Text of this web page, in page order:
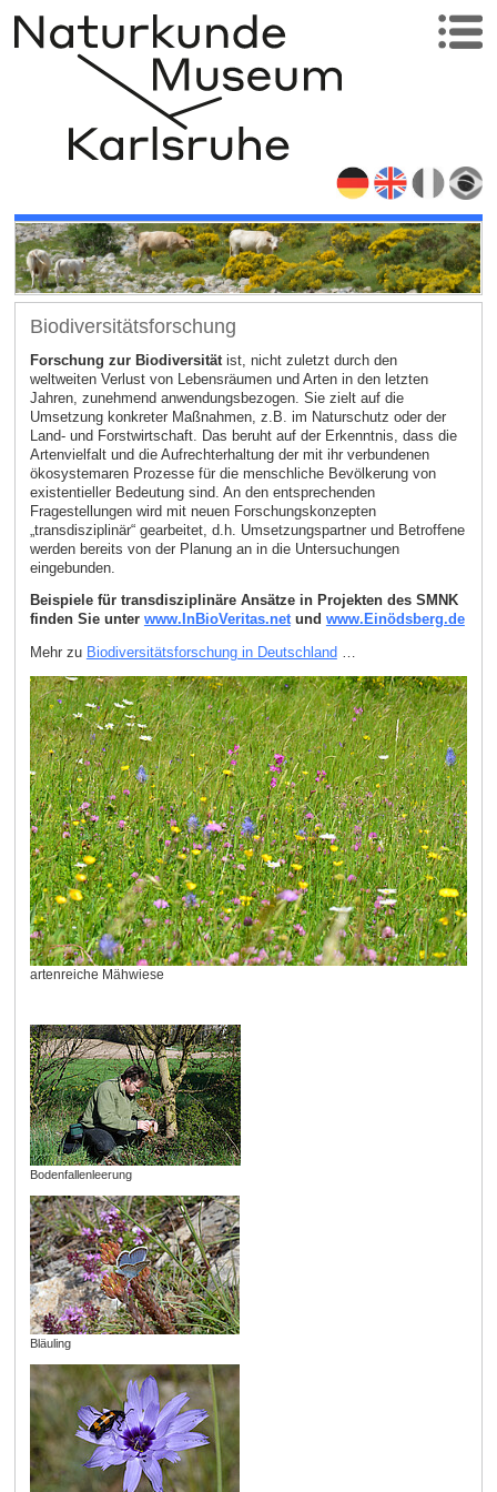
Biodiversitätsforschung
Forschung zur Biodiversitätist, nicht zuletzt durch den
weltweiten Verlust von Lebensräumen und Arten in den letzten
Jahren, zunehmend anwendungsbezogen. Sie zielt auf die
Umsetzung konkreter Maßnahmen, z.B. im Naturschutz oder der
Land- und Forstwirtschaft. Das beruht auf der Erkenntnis, dass die
Artenvielfalt und die Aufrechterhaltung der mit ihr verbundenen
ökosystemaren Prozesse für die menschliche Bevölkerung von
existentieller Bedeutung sind. An den entsprechenden
Fragestellungen wird mit neuen Forschungskonzepten
„transdisziplinär“ gearbeitet, d.h. Umsetzungspartner und Betroffene
werden bereits von der Planung an in die Untersuchungen
eingebunden.
Beispiele für transdisziplinäre Ansätze in Projekten des SMNK
finden Sie unter www.InBioVeritas.netund www.Einödsberg.de
Mehr zu Biodiversitätsforschung in Deutschland …
artenreiche Mähwiese
Bodenfallenleerung
Bläuling